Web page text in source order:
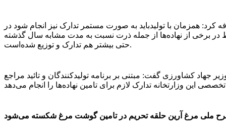
کرد: همزمان با تولیدباید به صورت مستمر تدارک نیز انجام شود در
در برخی از نهاده‌ها از جمله ذرت نسبت به مدت مشابه سال گذشته
حتی بیشتر هم تدارک و توزیع شده‌است.
جهاد کشاورزی گفت: مبتنی بر برنامه تولیدکنندگان و تائید مراجع
ملی مرغ آرین حلقه تحریم در تامین گوشت مرغ شکسته می‌شود